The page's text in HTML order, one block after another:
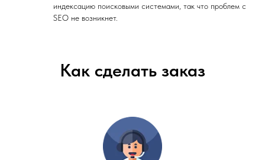
индексацию поисковыми системами, так что проблем с
SEO не возникнет.
Как сделать заказ